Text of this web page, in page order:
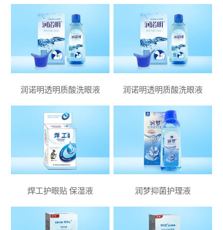
润诺明透明质酸洗眼液 润诺明透明质酸洗眼液
焊工护眼贴 保湿液 润梦抑菌护理液